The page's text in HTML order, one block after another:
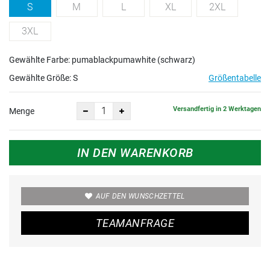
S M L XL 2XL
3XL
Gewählte Farbe: pumablackpumawhite (schwarz)
Gewählte Größe:S Größentabelle
Menge Versandfertig in 2 Werktagen
IN DEN WARENKORB
AUF DEN WUNSCHZETTEL
TEAMANFRAGE